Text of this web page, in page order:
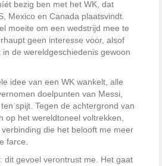
bezig ben met het WK, dat
Mexico en Canada plaatsvindt.
moeite om een wedstrijd mee te
geen interesse voor, alsof
de wereldgeschiedenis gewoon
idee van een WK wankelt, alle
doelpunten van Messi,
spijt. Tegen de achtergrond van
op het wereldtoneel voltrekken,
die het belooft me meer
farce.
dit gevoel verontrust me. Het gaat